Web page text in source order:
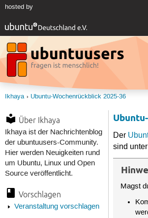
hosted by
Ikhaya Ubuntu-Wochenrückblick 2025-36
Über Ikhaya
Ikhaya ist der Nachrichtenblog
der ubuntuusers-Community.
Hier werden Neuigkeiten rund
um Ubuntu, Linux und Open
Source veröffentlicht.
Vorschlagen
Veranstaltung vorschlagen
Der
sind
Magst